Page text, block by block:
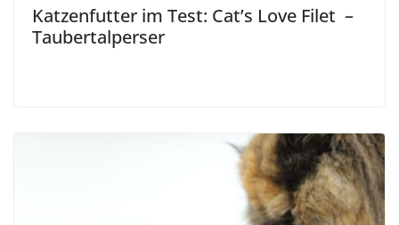
Katzenfutter im Test: Cat’s Love Filet –
Taubertalperser